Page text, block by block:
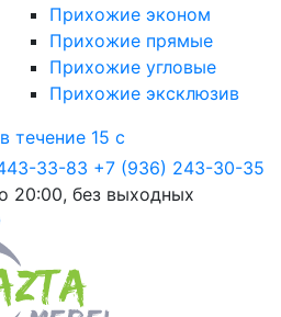
Прихожие эконом
Прихожие прямые
Прихожие угловые
Прихожие эксклюзив
течение 15 с
33-83 +7 (936) 243-30-35
20:00, без выходных